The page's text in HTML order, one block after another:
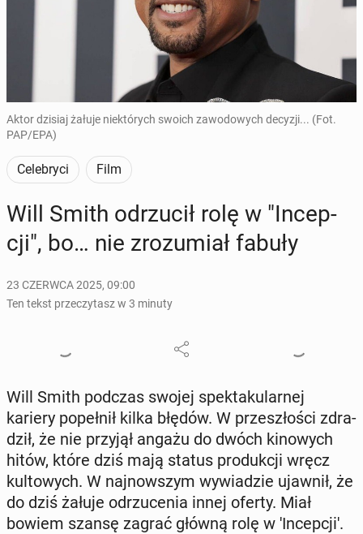
Aktor dzisiaj żałuje niektórych swoich zawodowych decyzji... (Fot.
PAP/EPA)
Celebryci Film
Will Smith od­rzu­cił rolę w "In­cep­
cji", bo… nie zro­zu­miał fabuły
23 CZERWCA 2025, 09:00
Ten tekst przeczytasz w 3 minuty
Will Smith podczas swojej spek­ta­ku­lar­nej
kariery po­peł­nił kilka błędów. W prze­szło­ści zdra­
dził, że nie przyjął angażu do dwóch ki­no­wych
hitów, które dziś mają status pro­duk­cji wręcz
kul­to­wych. W naj­now­szym wy­wia­dzie ujawnił, że
do dziś żałuje od­rzu­ce­nia innej oferty. Miał
bowiem szansę zagrać główną rolę w 'In­cep­cji'.